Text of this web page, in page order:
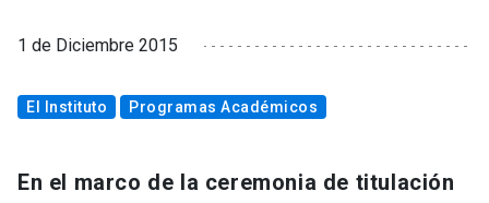
1 de Diciembre 2015
El Instituto Programas Académicos
En el marco de la ceremonia de titulación